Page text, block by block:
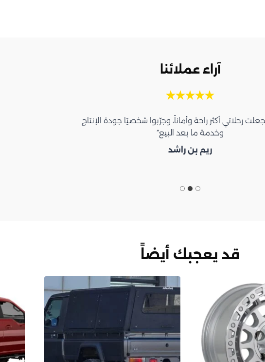
آراء عملائنا
رحلاتي أكثر راحة وأماناً، وجرّبوا شخصيًا جودة الإنتاج
وخدمة ما بعد البيع”
ريم بن راشد
قد يعجبك أيضاً